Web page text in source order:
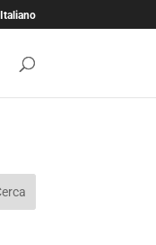
Italiano